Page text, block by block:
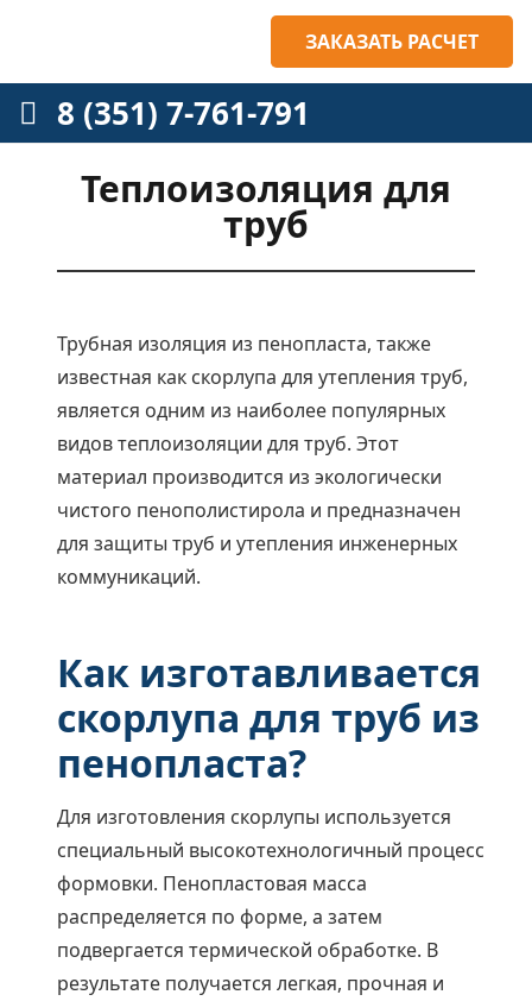
ЗАКАЗАТЬ РАСЧЕТ
8 (351) 7-761-791
Теплоизоляция для
труб
Трубная изоляция из пенопласта, также
известная как скорлупа для утепления труб,
является одним из наиболее популярных
видов теплоизоляции для труб. Этот
материал производится из экологически
чистого пенополистирола и предназначен
для защиты труб и утепления инженерных
коммуникаций.
Как изготавливается
скорлупа для труб из
пенопласта?
Для изготовления скорлупы используется
специальный высокотехнологичный процесс
формовки. Пенопластовая масса
распределяется по форме, а затем
подвергается термической обработке. В
результате получается легкая, прочная и